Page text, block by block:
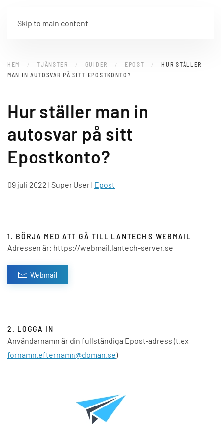
Skip to main content
HEM TJÄNSTER GUIDER EPOST
HUR STÄLLER
MAN IN AUTOSVAR PÅ SITT EPOSTKONTO?
Hur ställer man in
autosvar på sitt
Epostkonto?
09 juli 2022 | Super User | Epost
1. BÖRJA MED ATT GÅ TILL LANTECH'S WEBMAIL
Adressen är: https://webmail.lantech-server.se
Webmail
2. LOGGA IN
Användarnamn är din fullständiga Epost-adress (t.ex
fornamn.efternamn@doman.se)